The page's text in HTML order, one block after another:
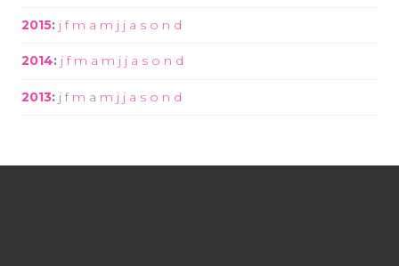
2015: j f m a m j j a s o n d
2014: j f m a m j j a s o n d
2013: j f m a m j j a s o n d